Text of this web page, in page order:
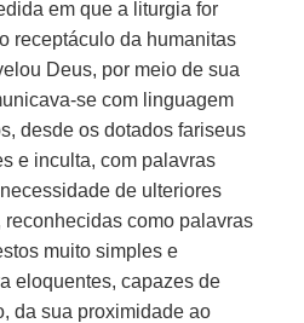
em que a liturgia for
receptáculo da humanitas
Deus, por meio de sua
se com linguagem
desde os dotados fariseus
e inculta, com palavras
de ulteriores
como palavras
muito simples e
eloquentes, capazes de
da sua proximidade ao